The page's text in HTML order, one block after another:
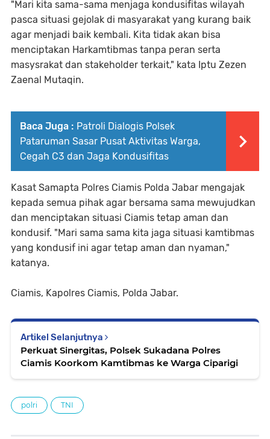
"Mari kita sama-sama menjaga kondusifitas wilayah
pasca situasi gejolak di masyarakat yang kurang baik
agar menjadi baik kembali. Kita tidak akan bisa
menciptakan Harkamtibmas tanpa peran serta
masysrakat dan stakeholder terkait," kata Iptu Zezen
Zaenal Mutaqin.
Baca Juga : Patroli Dialogis Polsek
Pataruman Sasar Pusat Aktivitas Warga,
Cegah C3 dan Jaga Kondusifitas
Kasat Samapta Polres Ciamis Polda Jabar mengajak
kepada semua pihak agar bersama sama mewujudkan
dan menciptakan situasi Ciamis tetap aman dan
kondusif. "Mari sama sama kita jaga situasi kamtibmas
yang kondusif ini agar tetap aman dan nyaman,"
katanya.
Ciamis, Kapolres Ciamis, Polda Jabar.
Artikel Selanjutnya
Perkuat Sinergitas, Polsek Sukadana Polres
Ciamis Koorkom Kamtibmas ke Warga Ciparigi
polri TNI